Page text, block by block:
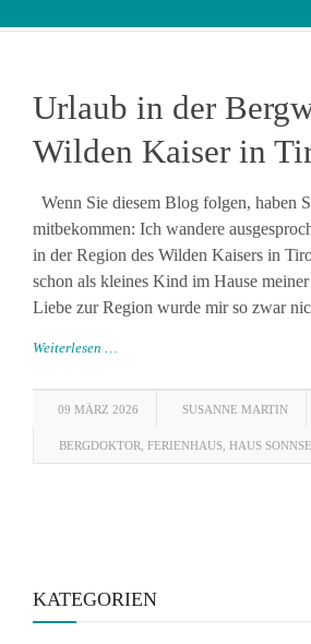
Urlaub in der
Wilden Kaiser in
Wenn Sie diesem Blog folgen, haben
mitbekommen: Ich wandere
in der Region des Wilden Kaisers in
schon als kleines Kind im Hause
Liebe zur Region wurde mir so zwar
Weiterlesen …
09 MÄRZ 2026 SUSANNE MARTIN
BERGDOKTOR FERIENHAUS HAUS
KATEGORIEN